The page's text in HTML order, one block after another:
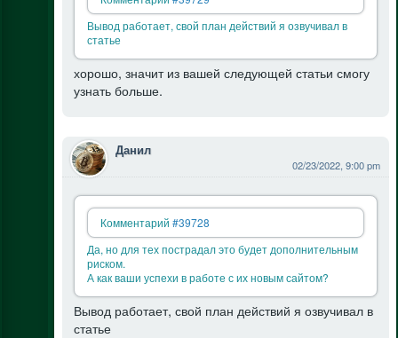
Вывод работает, свой план действий я озвучивал в
статье
хорошо, значит из вашей следующей статьи смогу
узнать больше.
Данил
02/23/2022, 9:00 pm
Комментарий#39728
Да, но для тех пострадал это будет дополнительным
риском.
А как ваши успехи в работе с их новым сайтом?
Вывод работает, свой план действий я озвучивал в
статье